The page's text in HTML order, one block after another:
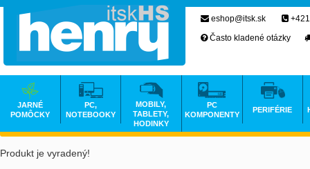
Produkt je vyradený!
eshop@itsk.sk
Často kladené otázky
JARNÉ
POMÔCKY
PC,
NOTEBOOKY
MOBILY,
TABLETY,
HODINKY
PC
KOMPONENTY
PERIFÉRIE